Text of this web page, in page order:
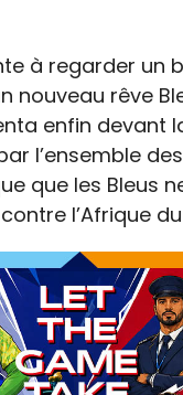
à regarder un
nouveau rêve
enfin devant
l’ensemble
que les Bleus
l’Afrique